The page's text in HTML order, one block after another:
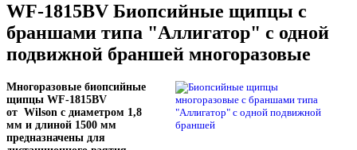
WF-1815BV Биопсийные щипцы с
браншами типа "Аллигатор" с одной
подвижной браншей многоразовые
Многоразовые биопсийные
щипцы WF-1815BV
от Wilson с диаметром 1,8
мм и длиной 1500 мм
предназначены для